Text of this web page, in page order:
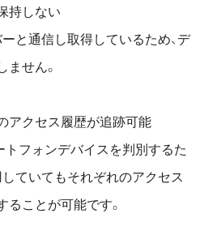
持しない
と通信し取得しているため、デ
せん。
クセス履歴が追跡可能
トフォンデバイスを判別するた
ていてもそれぞれのアクセス
ことが可能です。